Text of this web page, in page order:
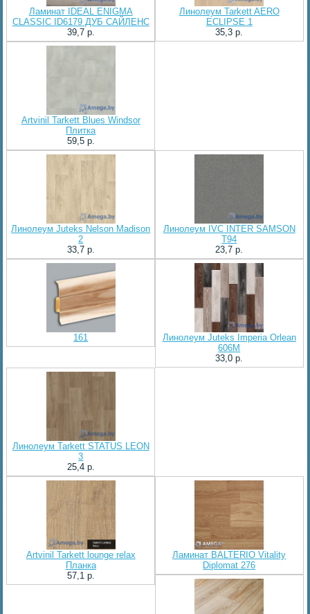
Ламинат IDEAL ENIGMA
CLASSIC ID6179 ДУБ САЙЛЕНС
39,7 p.
Линолеум Tarkett AERO
ECLIPSE 1
35,3 p.
Artvinil Tarkett Blues Windsor
Плитка
59,5 p.
Линолеум Juteks Nelson Madison
2
33,7 p.
Линолеум IVC INTER SAMSON
T94
23,7 p.
161
Линолеум Juteks Imperia Orlean
606M
33,0 p.
Линолеум Tarkett STATUS LEON
3
25,4 p.
Artvinil Tarkett lounge relax
Планка
57,1 p.
Ламинат BALTERIO Vitality
Diplomat 276